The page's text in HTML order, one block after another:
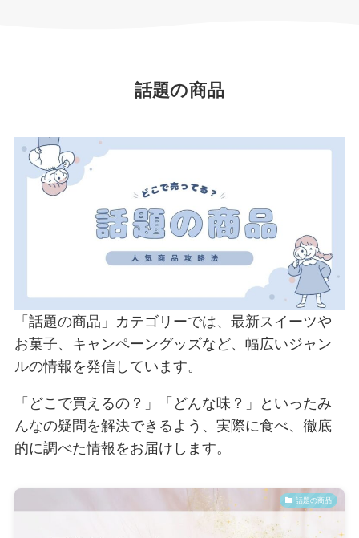
話題の商品
「話題の商品」カテゴリーでは、最新スイーツや
お菓子、キャンペーングッズなど、幅広いジャン
ルの情報を発信しています。
「どこで買えるの？」「どんな味？」といったみ
んなの疑問を解決できるよう、実際に食べ、徹底
的に調べた情報をお届けします。
話題の商品